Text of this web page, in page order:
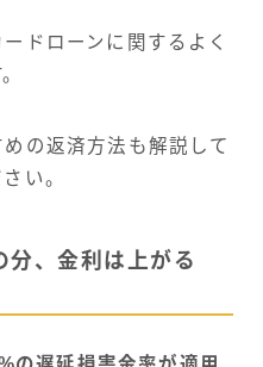
ドローンに関するよく
の返済方法も解説して
い。
、金利は上がる